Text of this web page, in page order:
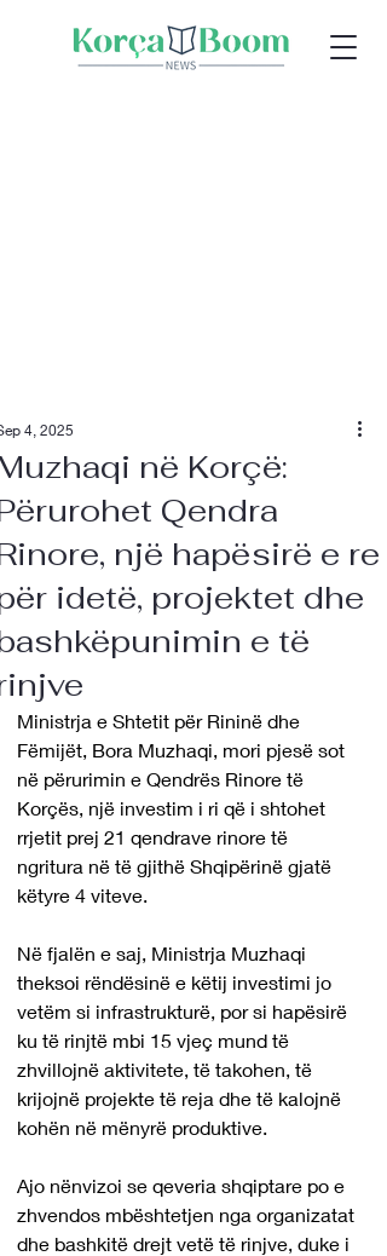
në Korçë:
Qendra
një hapësirë e re
idetë, projektet dhe
e të
4, 2025
Ministrja e Shtetit për Rininë dhe
Fëmijët, Bora Muzhaqi, mori pjesë sot
në përurimin e Qendrës Rinore të
Korçës, një investim i ri që i shtohet
rrjetit prej 21 qendrave rinore të
ngritura në të gjithë Shqipërinë gjatë
këtyre 4 viteve.
Në fjalën e saj, Ministrja Muzhaqi
theksoi rëndësinë e këtij investimi jo
vetëm si infrastrukturë, por si hapësirë
ku të rinjtë mbi 15 vjeç mund të
zhvillojnë aktivitete, të takohen, të
krijojnë projekte të reja dhe të kalojnë
kohën në mënyrë produktive.
Ajo nënvizoi se qeveria shqiptare po e
zhvendos mbështetjen nga organizatat
dhe bashkitë drejt vetë të rinjve, duke i